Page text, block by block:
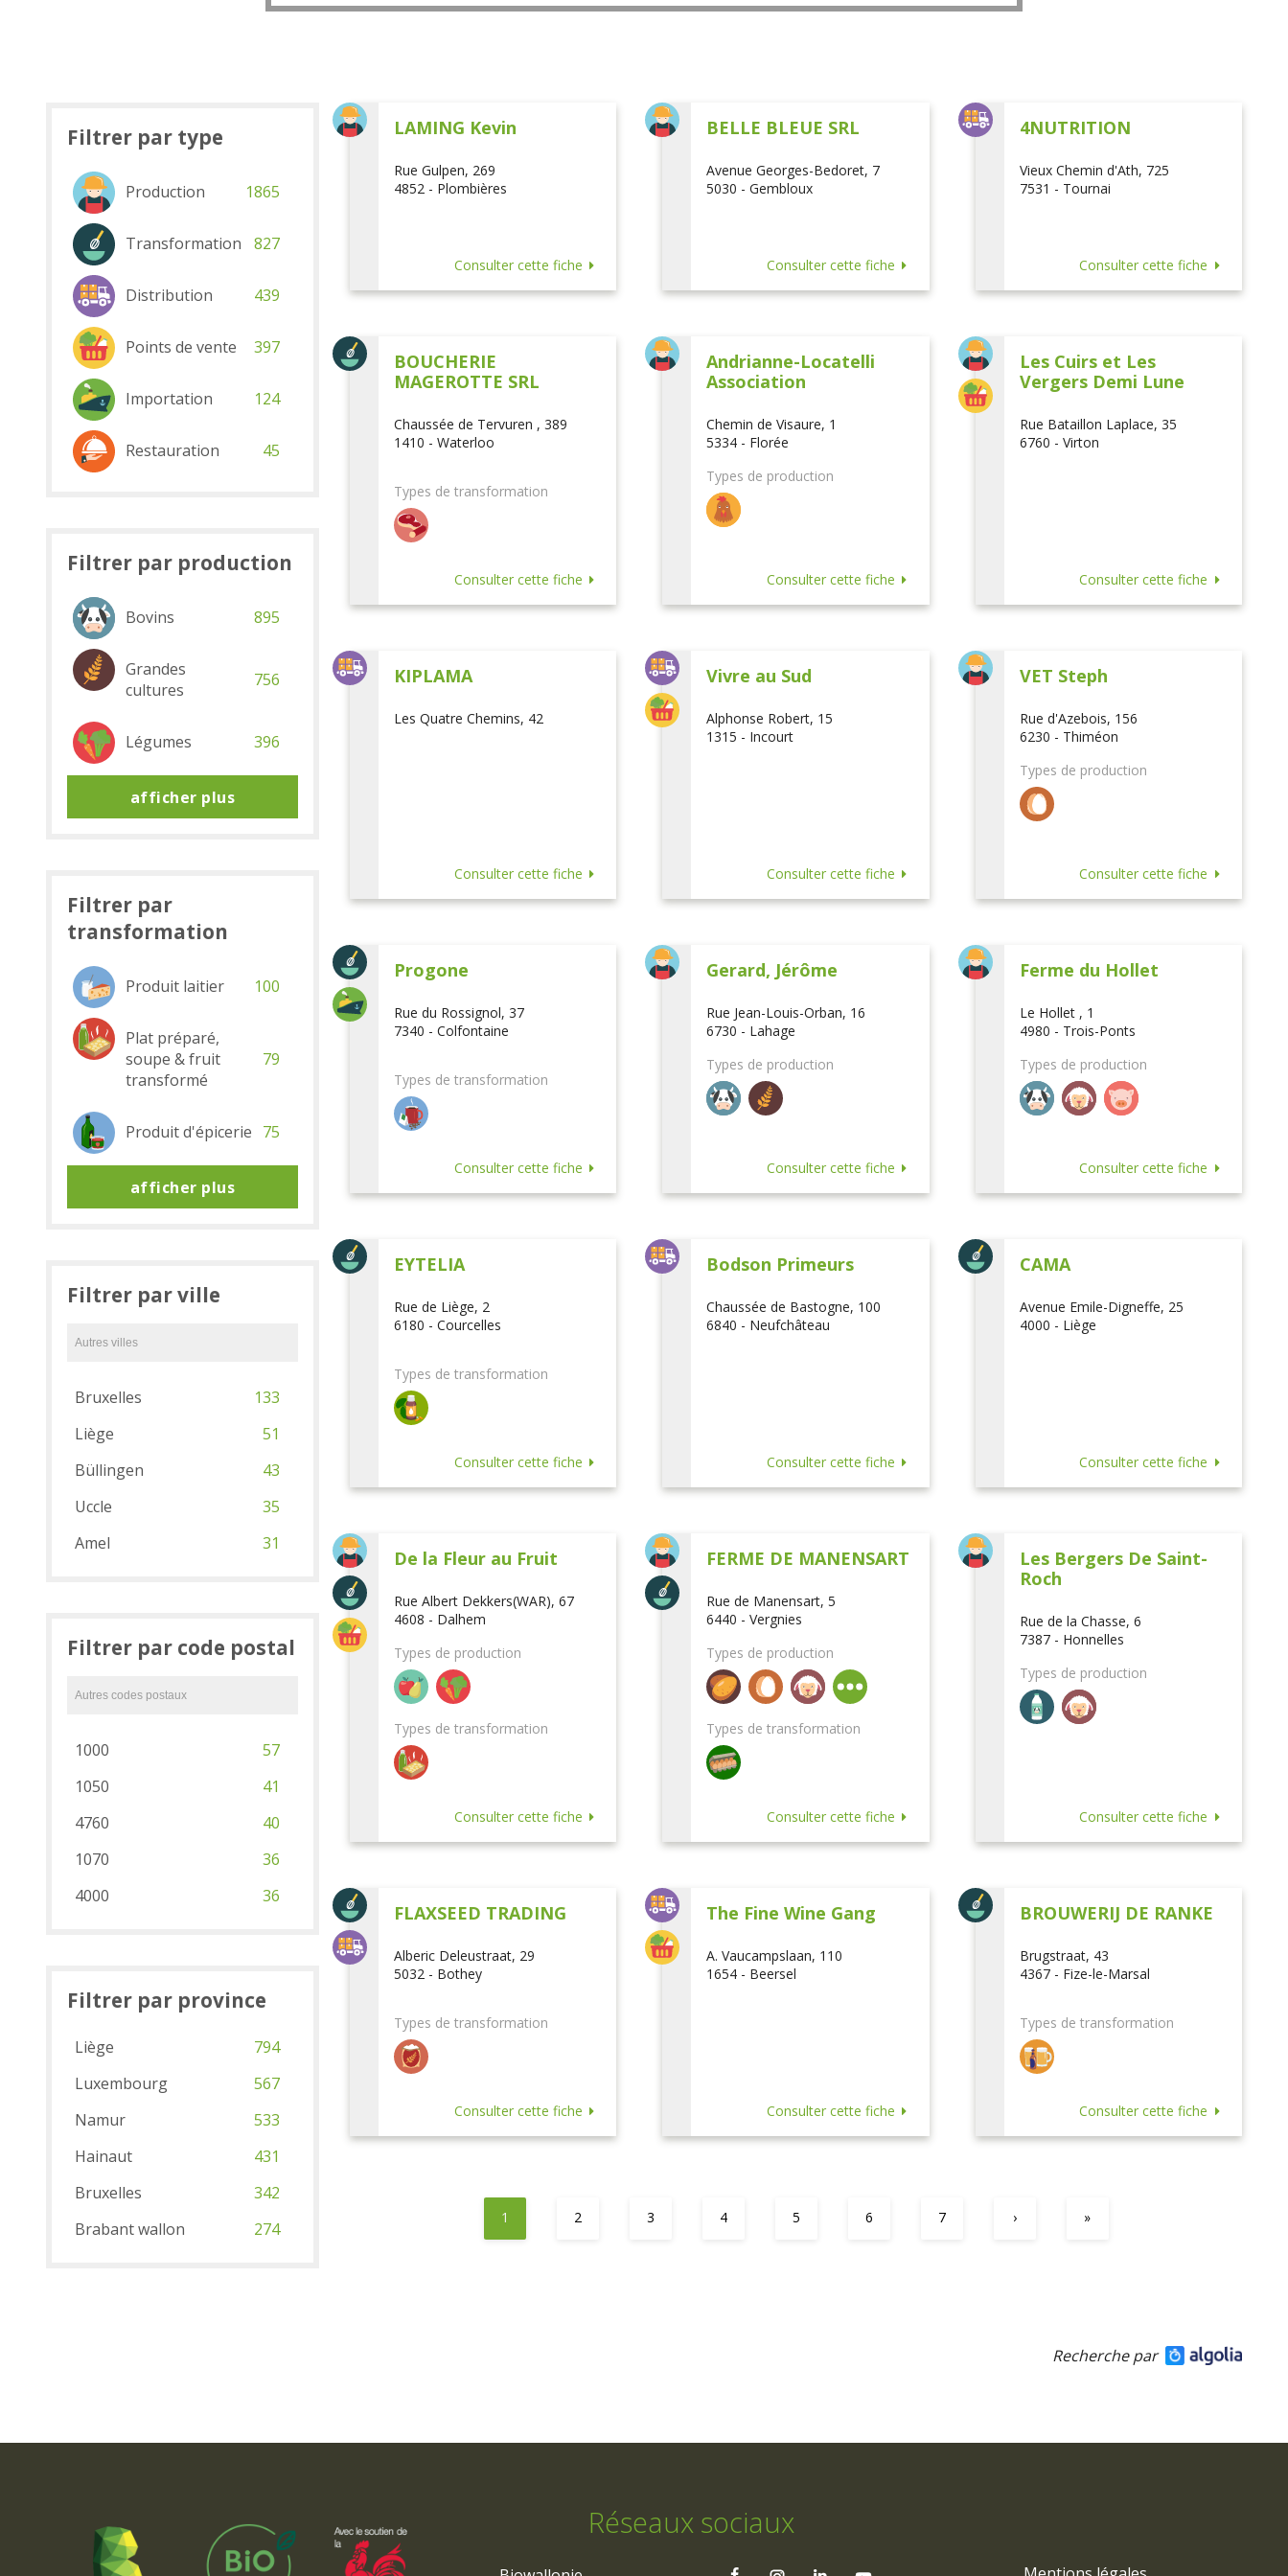
LAMING Kevin
Rue Gulpen, 269
4852 - Plombières
Consulter cette fiche
BELLE BLEUE SRL
Avenue Georges-Bedoret, 7
5030 - Gembloux
Consulter cette fiche
4NUTRITION
Vieux Chemin d'Ath, 725
7531 - Tournai
Consulter cette fiche
BOUCHERIE
MAGEROTTE SRL
Chaussée de Tervuren , 389
1410 - Waterloo
Types de transformation
Consulter cette fiche
Andrianne-Locatelli
Association
Chemin de Visaure, 1
5334 - Florée
Types de production
Consulter cette fiche
Les Cuirs et Les
Vergers Demi Lune
Rue Bataillon Laplace, 35
6760 - Virton
Consulter cette fiche
KIPLAMA
Les Quatre Chemins, 42
Consulter cette fiche
Vivre au Sud
Alphonse Robert, 15
1315 - Incourt
Consulter cette fiche
VET Steph
Rue d'Azebois, 156
6230 - Thiméon
Types de production
Consulter cette fiche
Progone
Rue du Rossignol, 37
7340 - Colfontaine
Types de transformation
Consulter cette fiche
Gerard, Jérôme
Rue Jean-Louis-Orban, 16
6730 - Lahage
Types de production
Consulter cette fiche
Ferme du Hollet
Le Hollet , 1
4980 - Trois-Ponts
Types de production
Consulter cette fiche
EYTELIA
Rue de Liège, 2
6180 - Courcelles
Types de transformation
Consulter cette fiche
Bodson Primeurs
Chaussée de Bastogne, 100
6840 - Neufchâteau
Consulter cette fiche
CAMA
Avenue Emile-Digneffe, 25
4000 - Liège
Consulter cette fiche
De la Fleur au Fruit
Rue Albert Dekkers(WAR), 67
4608 - Dalhem
Types de production
Types de transformation
Consulter cette fiche
FERME DE MANENSART
Rue de Manensart, 5
6440 - Vergnies
Types de production
Types de transformation
Consulter cette fiche
Les Bergers De Saint-
Roch
Rue de la Chasse, 6
7387 - Honnelles
Types de production
Consulter cette fiche
FLAXSEED TRADING
Alberic Deleustraat, 29
5032 - Bothey
Types de transformation
Consulter cette fiche
The Fine Wine Gang
A. Vaucampslaan, 110
1654 - Beersel
Consulter cette fiche
BROUWERIJ DE RANKE
Brugstraat, 43
4367 - Fize-le-Marsal
Types de transformation
Consulter cette fiche
1 2 3 4 5 6 7 › »
Filtrer par type
Production 1865
Transformation 827
Distribution 439
Points de vente 397
Importation 124
Restauration 45
Filtrer par production
Bovins 895
Grandes
cultures
756
Légumes 396
afficher plus
Filtrer par
transformation
Produit laitier 100
Plat préparé,
soupe & fruit
transformé
79
Produit d'épicerie 75
afficher plus
Filtrer par ville
Bruxelles
133
Liège
51
Büllingen
43
Uccle
35
Amel
31
Filtrer par code postal
1000
57
1050
41
4760
40
1070
36
4000
36
Filtrer par province
Liège
794
Luxembourg
567
Namur
533
Hainaut
431
Bruxelles
342
Brabant wallon
274
Recherche par
Réseaux sociaux